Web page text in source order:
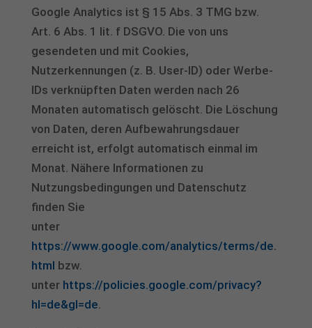
Google Analytics ist § 15 Abs. 3 TMG bzw.
Art. 6 Abs. 1 lit. f DSGVO. Die von uns
gesendeten und mit Cookies,
Nutzerkennungen (z. B. User-ID) oder Werbe-
IDs verknüpften Daten werden nach 26
Monaten automatisch gelöscht. Die Löschung
von Daten, deren Aufbewahrungsdauer
erreicht ist, erfolgt automatisch einmal im
Monat. Nähere Informationen zu
Nutzungsbedingungen und Datenschutz
finden Sie
unter
https://www.google.com/analytics/terms/de.
html bzw.
unter https://policies.google.com/privacy?
hl=de&gl=de.